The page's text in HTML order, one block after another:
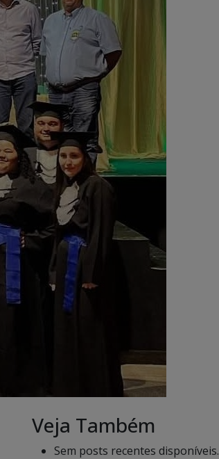
Veja Também
Sem posts recentes disponíveis.